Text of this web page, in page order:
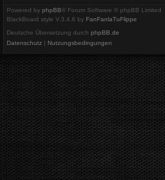
Powered by phpBB® Forum Software © phpBB Limited
BlackBoard style V.3.4.6 by FanFanlaTuFlippe
Deutsche Übersetzung durch phpBB.de
Datenschutz | Nutzungsbedingungen